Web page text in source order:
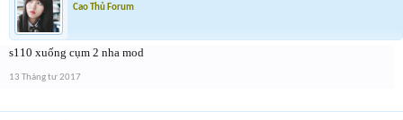
Cao Thủ Forum
s110 xuống cụm 2 nha mod
13 Tháng tư 2017